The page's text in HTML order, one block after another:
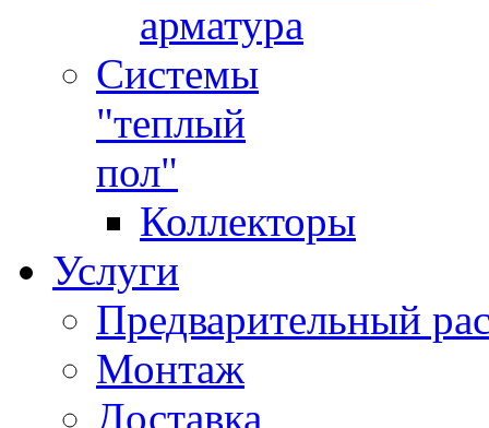
арматура
Системы
"теплый
пол"
Коллекторы
Услуги
Предварительный
Монтаж
Доставка